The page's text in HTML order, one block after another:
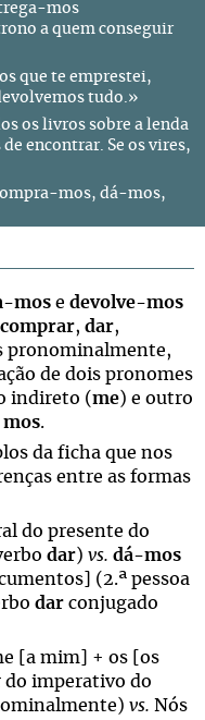
mos
a quem conseguir
que te emprestei,
tudo.»
os livros sobre a lenda
encontrar. Se os vires,
mos, dá-mos,
mos e devolve-mos
comprar, dar,
pronominalmente,
de dois pronomes
indireto (me) e outro
mos.
da ficha que nos
entre as formas
do presente do
dar) vs. dá-mos
(2.ª pessoa
dar conjugado
[a mim] + os [os
do imperativo do
vs. Nós